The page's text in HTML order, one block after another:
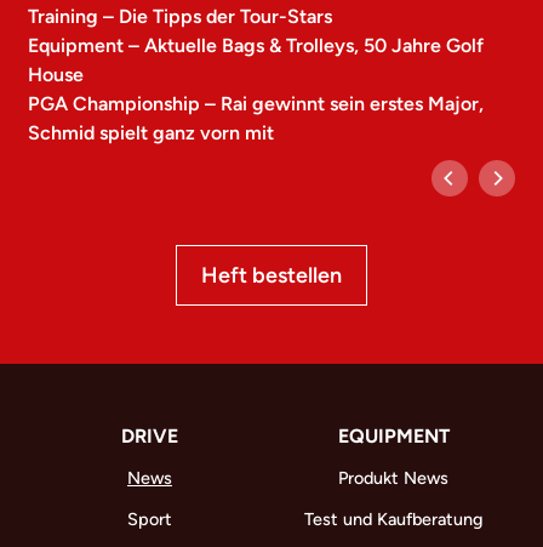
Training – Die Tipps der Tour-Stars
Equipment – Aktuelle Bags & Trolleys, 50 Jahre Golf
House
PGA Championship – Rai gewinnt sein erstes Major,
Schmid spielt ganz vorn mit
Heft bestellen
DRIVE
News
Sport
EQUIPMENT
Produkt News
Test und Kaufberatung